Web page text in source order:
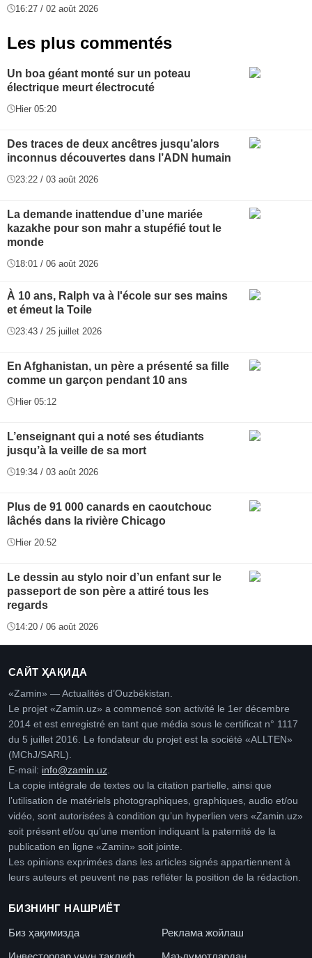
16:27 / 02 août 2026
Les plus commentés
Un boa géant monté sur un poteau
électrique meurt électrocuté
Hier 05:20
Des traces de deux ancêtres jusqu’alors
inconnus découvertes dans l’ADN humain
23:22 / 03 août 2026
La demande inattendue d’une mariée
kazakhe pour son mahr a stupéfié tout le
monde
18:01 / 06 août 2026
À 10 ans, Ralph va à l'école sur ses mains
et émeut la Toile
23:43 / 25 juillet 2026
En Afghanistan, un père a présenté sa fille
comme un garçon pendant 10 ans
Hier 05:12
L’enseignant qui a noté ses étudiants
jusqu’à la veille de sa mort
19:34 / 03 août 2026
Plus de 91 000 canards en caoutchouc
lâchés dans la rivière Chicago
Hier 20:52
Le dessin au stylo noir d’un enfant sur le
passeport de son père a attiré tous les
regards
14:20 / 06 août 2026
САЙТ ҲАҚИДА
«Zamin» — Actualités d’Ouzbékistan.
Le projet «Zamin.uz» a commencé son activité le 1er décembre
2014 et est enregistré en tant que média sous le certificat n° 1117
du 5 juillet 2016. Le fondateur du projet est la société «ALLTEN»
(MChJ/SARL).
E-mail: info@zamin.uz
La copie intégrale de textes ou la citation partielle, ainsi que
l’utilisation de matériels photographiques, graphiques, audio et/ou
vidéo, sont autorisées à condition qu’un hyperlien vers «Zamin.uz»
soit présent et/ou qu’une mention indiquant la paternité de la
publication en ligne «Zamin» soit jointe.
Les opinions exprimées dans les articles signés appartiennent à
leurs auteurs et peuvent ne pas refléter la position de la rédaction.
БИЗНИНГ НАШРИЁТ
Биз ҳақимизда
Реклама жойлаш